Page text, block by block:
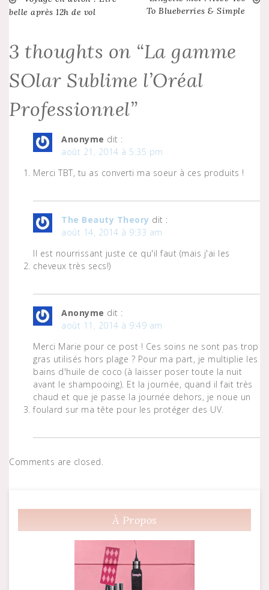
Navigation
l’article
belle après 12h de vol
To Blueberries & Simple
3 thoughts on “La gamme
SOlar Sublime l’Oréal
Professionnel”
Anonyme dit :
août 21, 2014 à 5:35 pm
Merci TBT, tu as converti ma soeur à ces produits !
The Beauty Theory dit :
août 14, 2014 à 9:33 am
Il est nourrissant juste ce qu'il faut (mais j'ai les
cheveux très secs!)
Anonyme dit :
août 11, 2014 à 9:49 am
Merci Marie pour ce post ! Ces soins ne sont pas trop
gras utilisés hors plage ? Pour ma part, je multiplie les
bains d'huile de coco (à laisser poser toute la nuit
avant le shampooing). Et la journée, quand il fait très
chaud et que je passe la journée dehors, je noue un
foulard sur ma tête pour les protéger des UV.
Comments are closed.
À Propos